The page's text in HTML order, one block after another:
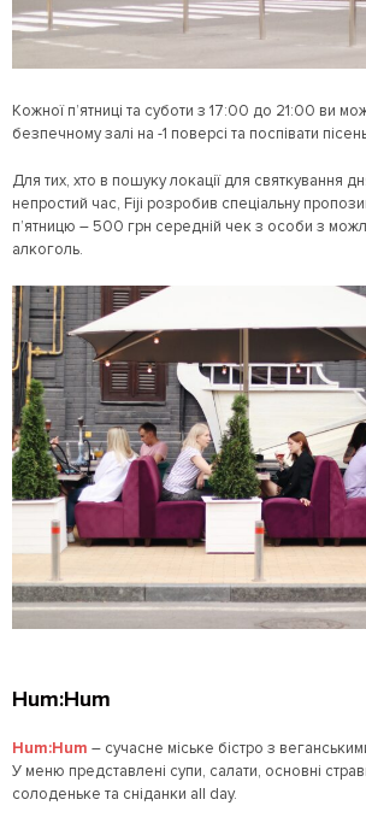
Кожної п’ятниці та суботи з 17:00 до 21:00 ви
безпечному залі на -1 поверсі та поспівати
Для тих, хто в пошуку локації для святкування
непростий час, Fiji розробив спеціальну
п’ятницю – 500 грн середній чек з особи з
алкоголь.
Hum:Hum
Hum:Hum – сучасне міське бістро з
У меню представлені супи, салати, основні
солоденьке та сніданки all day.